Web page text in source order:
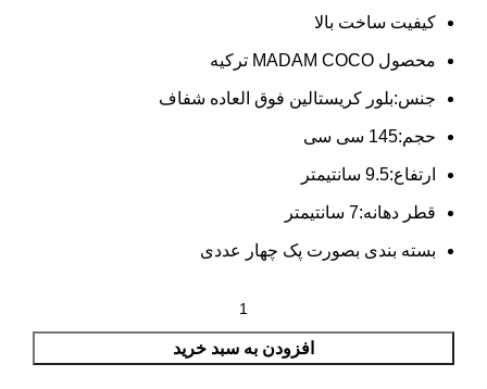
کیفیت ساخت بالا
محصول MADAM COCO ترکیه
جنس:بلور کریستالین فوق العاده شفاف
حجم:145 سی سی
ارتفاع:9.5 سانتیمتر
قطر دهانه:7 سانتیمتر
بسته بندی بصورت پک چهار عددی
افزودن به سبد خرید